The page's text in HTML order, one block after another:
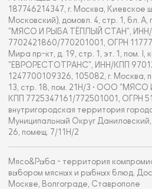
187746214347, г. Москва, Киевское
Московский), домовл. 4, стр. 1, бл.
"МЯСО И РЫБА ТЁПЛЫЙ СТАН", ИНН/
7702421860/770201001, ОГРН
Мира пр-кт, д. 19, стр. 1, эт. 1, пом.
"ЕВРОРЕСТОТРАНС", ИНН/КПП
1247700109326, 105082, г. Москва,
13, стр. 18, пом. 21Н/3 • ООО
КПП 7725347161/772501001, ОГРН
внутригородская территория
Муниципальный Округ
26, помещ. 7/11Н/2
Мясо&Рыба - территория
выбором мясных и рыбных блюд.
Москве, Волгограде, Ставрополе